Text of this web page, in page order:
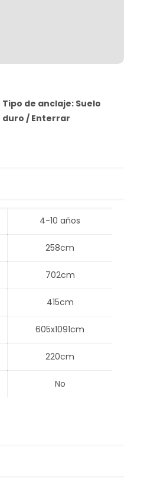
Tipo de anclaje: Suelo
duro / Enterrar
4-10 años
258cm
702cm
415cm
605x1091cm
220cm
No